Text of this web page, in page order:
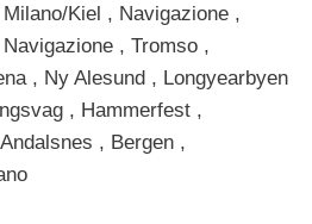
Kiel , Navigazione ,
, Tromso ,
, Ny Alesund , Longyearbyen
, Hammerfest ,
, Bergen ,